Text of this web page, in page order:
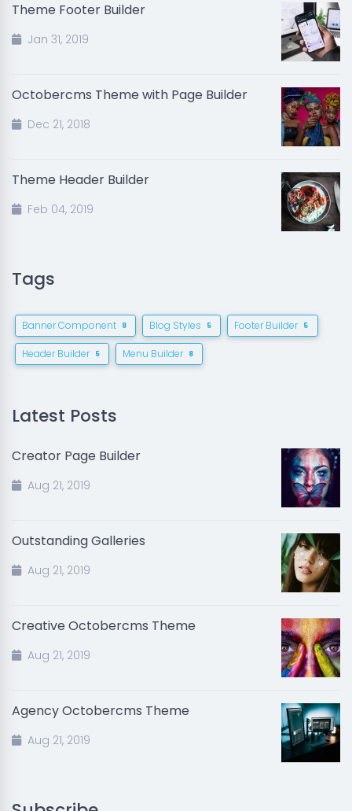
Theme Footer Builder
Jan 31, 2019
Octobercms Theme with Page Builder
Dec 21, 2018
Theme Header Builder
Feb 04, 2019
Tags
Banner Component 8 Blog Styles 5 Footer Builder 5
Header Builder 5 Menu Builder 8
Latest Posts
Creator Page Builder
Aug 21, 2019
Outstanding Galleries
Aug 21, 2019
Creative Octobercms Theme
Aug 21, 2019
Agency Octobercms Theme
Aug 21, 2019